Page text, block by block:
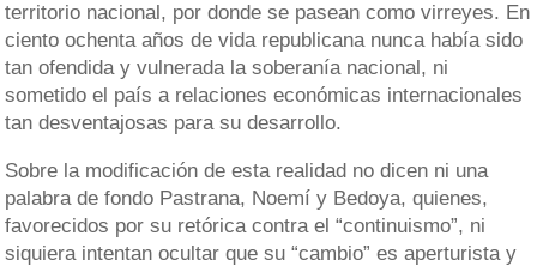
territorio nacional, por donde se pasean como virreyes. En
ciento ochenta años de vida republicana nunca había sido
tan ofendida y vulnerada la soberanía nacional, ni
sometido el país a relaciones económicas internacionales
tan desventajosas para su desarrollo.
Sobre la modificación de esta realidad no dicen ni una
palabra de fondo Pastrana, Noemí y Bedoya, quienes,
favorecidos por su retórica contra el “continuismo”, ni
siquiera intentan ocultar que su “cambio” es aperturista y